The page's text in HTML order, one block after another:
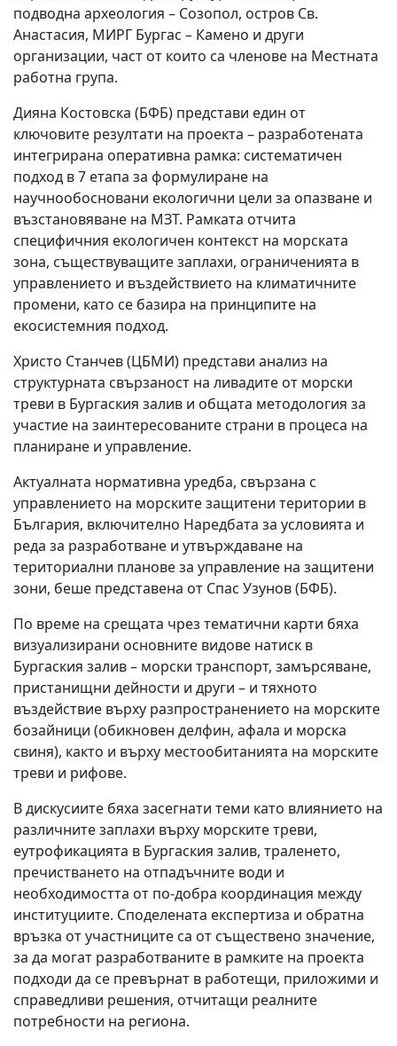
подводна археология – Созопол, остров Св.
Анастасия, МИРГ Бургас – Камено и други
организации, част от които са членове на Местната
работна група.
Дияна Костовска (БФБ) представи един от
ключовите резултати на проекта – разработената
интегрирана оперативна рамка: систематичен
подход в 7 етапа за формулиране на
научнообосновани екологични цели за опазване и
възстановяване на МЗТ. Рамката отчита
специфичния екологичен контекст на морската
зона, съществуващите заплахи, ограниченията в
управлението и въздействието на климатичните
промени, като се базира на принципите на
екосистемния подход.
Христо Станчев (ЦБМИ) представи анализ на
структурната свързаност на ливадите от морски
треви в Бургаския залив и общата методология за
участие на заинтересованите страни в процеса на
планиране и управление.
Актуалната нормативна уредба, свързана с
управлението на морските защитени територии в
България, включително Наредбата за условията и
реда за разработване и утвърждаване на
териториални планове за управление на защитени
зони, беше представена от Спас Узунов (БФБ).
По време на срещата чрез тематични карти бяха
визуализирани основните видове натиск в
Бургаския залив – морски транспорт, замърсяване,
пристанищни дейности и други – и тяхното
въздействие върху разпространението на морските
бозайници (обикновен делфин, афала и морска
свиня), както и върху местообитанията на морските
треви и рифове.
В дискусиите бяха засегнати теми като влиянието на
различните заплахи върху морските треви,
еутрофикацията в Бургаския залив, траленето,
пречистването на отпадъчните води и
необходимостта от по-добра координация между
институциите. Споделената експертиза и обратна
връзка от участниците са от съществено значение,
за да могат разработваните в рамките на проекта
подходи да се превърнат в работещи, приложими и
справедливи решения, отчитащи реалните
потребности на региона.